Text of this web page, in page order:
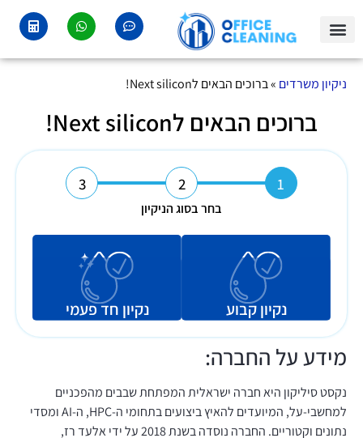
ניקיון משרדים »ברוכים הבאים לNext silicon!
ברוכים הבאים לNext silicon!
1
2
3
בחר בסוג הניקיון
נקיון קבוע נקיון חד פעמי
מידע על החברה:
נקסט סיליקון היא חברה ישראלית המפתחת שבבים מהפכניים
למחשבי-על, המיועדים להאיץ ביצועים בתחומי ה-HPC, ה-AI ומסדי
נתונים וקטוריים. החברה נוסדה בשנת 2018 על ידי אלעד רז,